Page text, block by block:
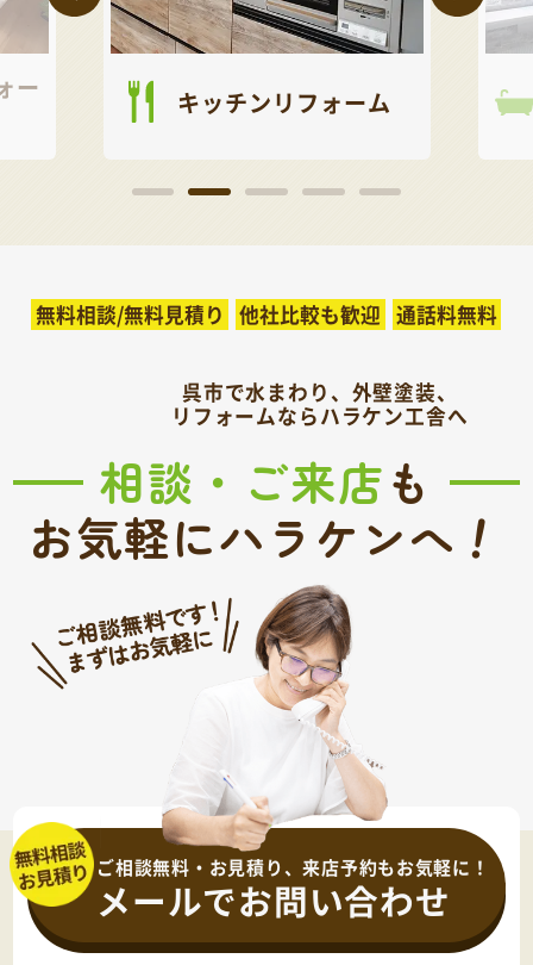
ー キッチンリフォーム
無料相談/無料見積り 他社比較も歓迎 通話料無料
呉市で水まわり、外壁塗装、
リフォームならハラケン工舎へ
相談・ご来店も
お気軽にハラケンへ！
ご相談無料・お見積り、来店予約もお気軽に！
メールでお問い合わせ